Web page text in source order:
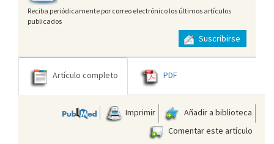
Reciba periódicamente por correo electrónico los últimos artículos
publicados
Suscribirse
Artículo completo PDF
Imprimir
Añadir a biblioteca
Comentar este artículo